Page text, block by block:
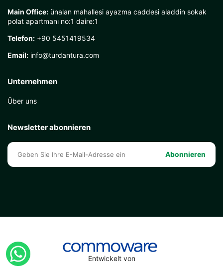
Main Office: ünalan mahallesi ayazma caddesi aladdin sokak
polat apartmanı no:1 daire:1
Telefon: +90 5451419534
Email: info@turdantura.com
Unternehmen
Über uns
Newsletter abonnieren
Abonnieren
Entwickelt von